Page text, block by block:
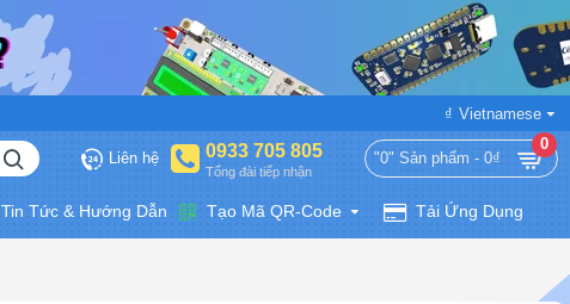
₫ Vietnamese
Liên hệ 0933 705 805
Tổng đài tiếp nhận
"0" Sản phẩm - 0₫
0
Tin Tức & Hướng Dẫn Tạo Mã QR-Code Tải Ứng Dụng